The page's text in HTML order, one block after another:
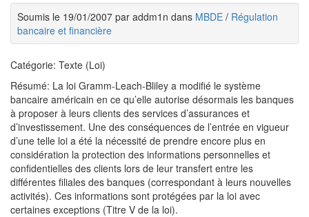
Soumis le 19/01/2007 par addm1n dans MBDE / Régulation
bancaire et financière
Catégorie: Texte (Loi)
Résumé: La loi Gramm-Leach-Bliley a modifié le système
bancaire américain en ce qu’elle autorise désormais les banques
à proposer à leurs clients des services d’assurances et
d’investissement. Une des conséquences de l’entrée en vigueur
d’une telle loi a été la nécessité de prendre encore plus en
considération la protection des informations personnelles et
confidentielles des clients lors de leur transfert entre les
différentes filiales des banques (correspondant à leurs nouvelles
activités). Ces informations sont protégées par la loi avec
certaines exceptions (Titre V de la loi).